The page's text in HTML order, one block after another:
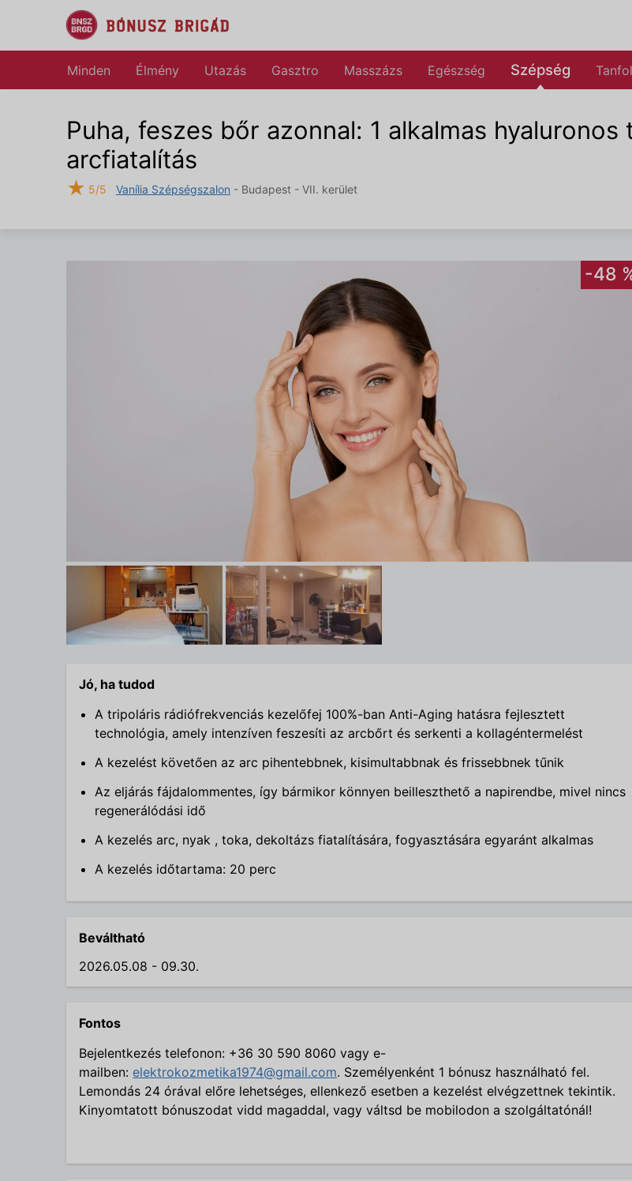
Minden Élmény Utazás Gasztro Masszázs Egészség Szépség
Puha, feszes bőr azonnal: 1 alkalmas
arcfiatalítás
★ 5/5 Vanília Szépségszalon - Budapest - VII. kerület
-48
Jó, ha tudod
A tripoláris rádiófrekvenciás kezelőfej 100%-ban Anti-Aging hatásra fejlesztett
technológia, amely intenzíven feszesíti az arcbőrt és serkenti a kollagéntermelést
A kezelést követően az arc pihentebbnek, kisimultabbnak és frissebbnek tűnik
Az eljárás fájdalommentes, így bármikor könnyen beilleszthető a napirendbe, mivel nincs
regenerálódási idő
A kezelés arc, nyak , toka, dekoltázs fiatalítására, fogyasztására egyaránt alkalmas
A kezelés időtartama: 20 perc
Beváltható
2026.05.08 - 09.30.
Fontos
Bejelentkezés telefonon: +36 30 590 8060 vagy e-
mailben: elektrokozmetika1974@gmail.com. Személyenként 1 bónusz használható fel.
Lemondás 24 órával előre lehetséges, ellenkező esetben a kezelést elvégzettnek tekintik.
Kinyomtatott bónuszodat vidd magaddal, vagy váltsd be mobilodon a szolgáltatónál!